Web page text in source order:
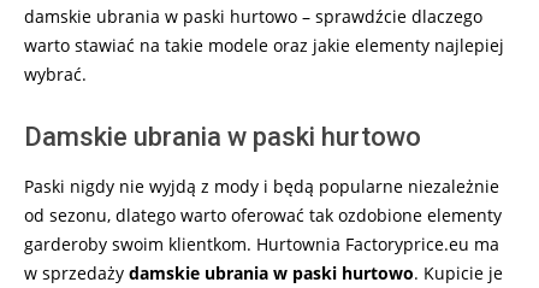
damskie ubrania w paski hurtowo – sprawdźcie dlaczego
warto stawiać na takie modele oraz jakie elementy najlepiej
wybrać.
Damskie ubrania w paski hurtowo
Paski nigdy nie wyjdą z mody i będą popularne niezależnie
od sezonu, dlatego warto oferować tak ozdobione elementy
garderoby swoim klientkom. Hurtownia Factoryprice.eu ma
w sprzedaży damskie ubrania w paski hurtowo. Kupicie je